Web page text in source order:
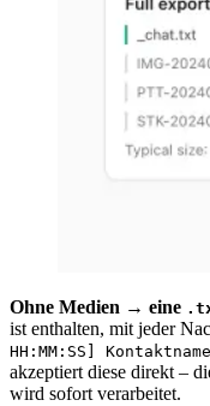
Ohne Medien → eine
ist enthalten, mit jeder
HH:MM:SS]
akzeptiert diese direkt –
wird sofort verarbeitet.